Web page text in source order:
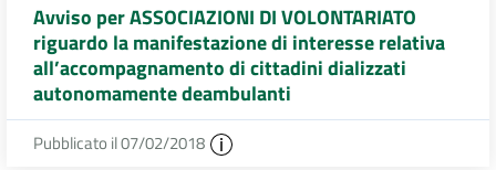
Avviso per ASSOCIAZIONI DI VOLONTARIATO
riguardo la manifestazione di interesse relativa
all’accompagnamento di cittadini dializzati
autonomamente deambulanti
Pubblicato il 07/02/2018